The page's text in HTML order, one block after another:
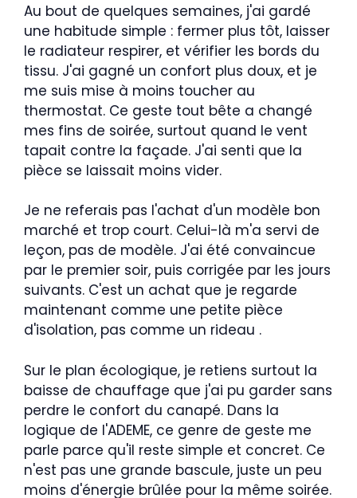
Au bout de quelques semaines, j'ai gardé
une habitude simple : fermer plus tôt, laisser
le radiateur respirer, et vérifier les bords du
tissu. J'ai gagné un confort plus doux, et je
me suis mise à moins toucher au
thermostat. Ce geste tout bête a changé
mes fins de soirée, surtout quand le vent
tapait contre la façade. J'ai senti que la
pièce se laissait moins vider.
Je ne referais pas l'achat d'un modèle bon
marché et trop court. Celui-là m'a servi de
leçon, pas de modèle. J'ai été convaincue
par le premier soir, puis corrigée par les jours
suivants. C'est un achat que je regarde
maintenant comme une petite pièce
d'isolation, pas comme un rideau .
Sur le plan écologique, je retiens surtout la
baisse de chauffage que j'ai pu garder sans
perdre le confort du canapé. Dans la
logique de l'ADEME, ce genre de geste me
parle parce qu'il reste simple et concret. Ce
n'est pas une grande bascule, juste un peu
moins d'énergie brûlée pour la même soirée.